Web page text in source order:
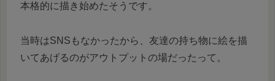
本格的に描き始めたそうです。
当時はSNSもなかったから、友達の持ち物に絵を描
いてあげるのがアウトプットの場だったって。